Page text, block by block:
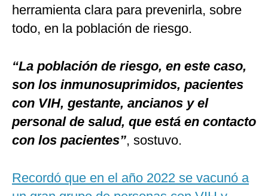
herramienta clara para prevenirla, sobre
todo, en la población de riesgo.
“La población de riesgo, en este caso,
son los inmunosuprimidos, pacientes
con VIH, gestante, ancianos y el
personal de salud, que está en contacto
con los pacientes”, sostuvo.
Recordó que en el año 2022 se vacunó a